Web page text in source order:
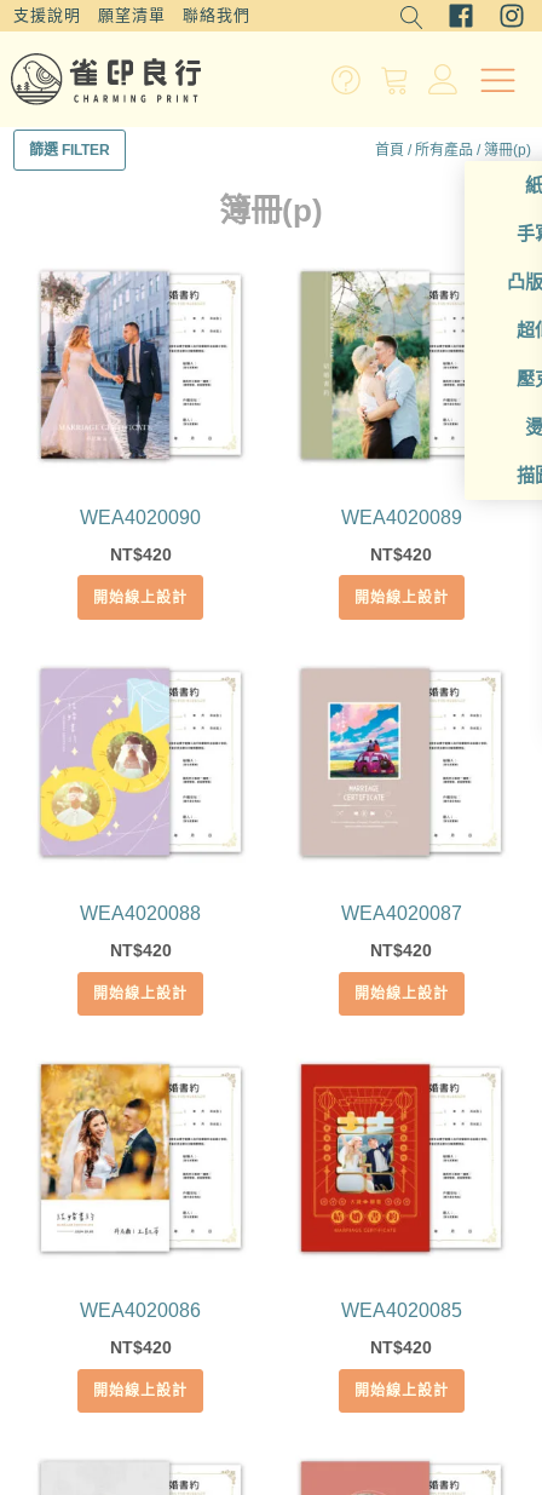
支援說明 願望清單 聯絡我們
手
凸
超
壓
描
篩選 FILTER 首頁 /所有產品 / 簿冊(p)
簿冊(p)
WEA4020090
NT$420
開始線上設計
WEA4020089
NT$420
開始線上設計
WEA4020088
NT$420
開始線上設計
WEA4020087
NT$420
開始線上設計
WEA4020086
NT$420
開始線上設計
WEA4020085
NT$420
開始線上設計